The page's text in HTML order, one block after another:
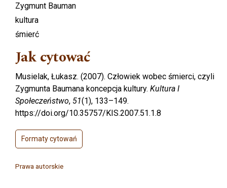
Zygmunt Bauman
kultura
śmierć
Jak cytować
Musielak, Łukasz. (2007). Człowiek wobec śmierci, czyli
Zygmunta Baumana koncepcja kultury. Kultura I
Społeczeństwo, 51(1), 133–149.
https://doi.org/10.35757/KIS.2007.51.1.8
Formaty cytowań
Prawa autorskie